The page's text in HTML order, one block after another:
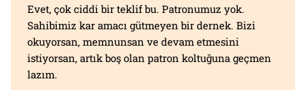
Evet, çok ciddi bir teklif bu. Patronumuz yok.
Sahibimiz kar amacı gütmeyen bir dernek. Bizi
okuyorsan, memnunsan ve devam etmesini
istiyorsan, artık boş olan patron koltuğuna geçmen
lazım.